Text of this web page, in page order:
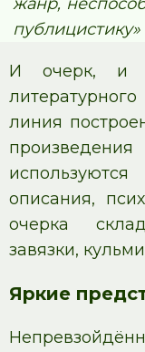
публицистику»
И очерк, и
линия
описания,
очерка
завязки,
Яркие